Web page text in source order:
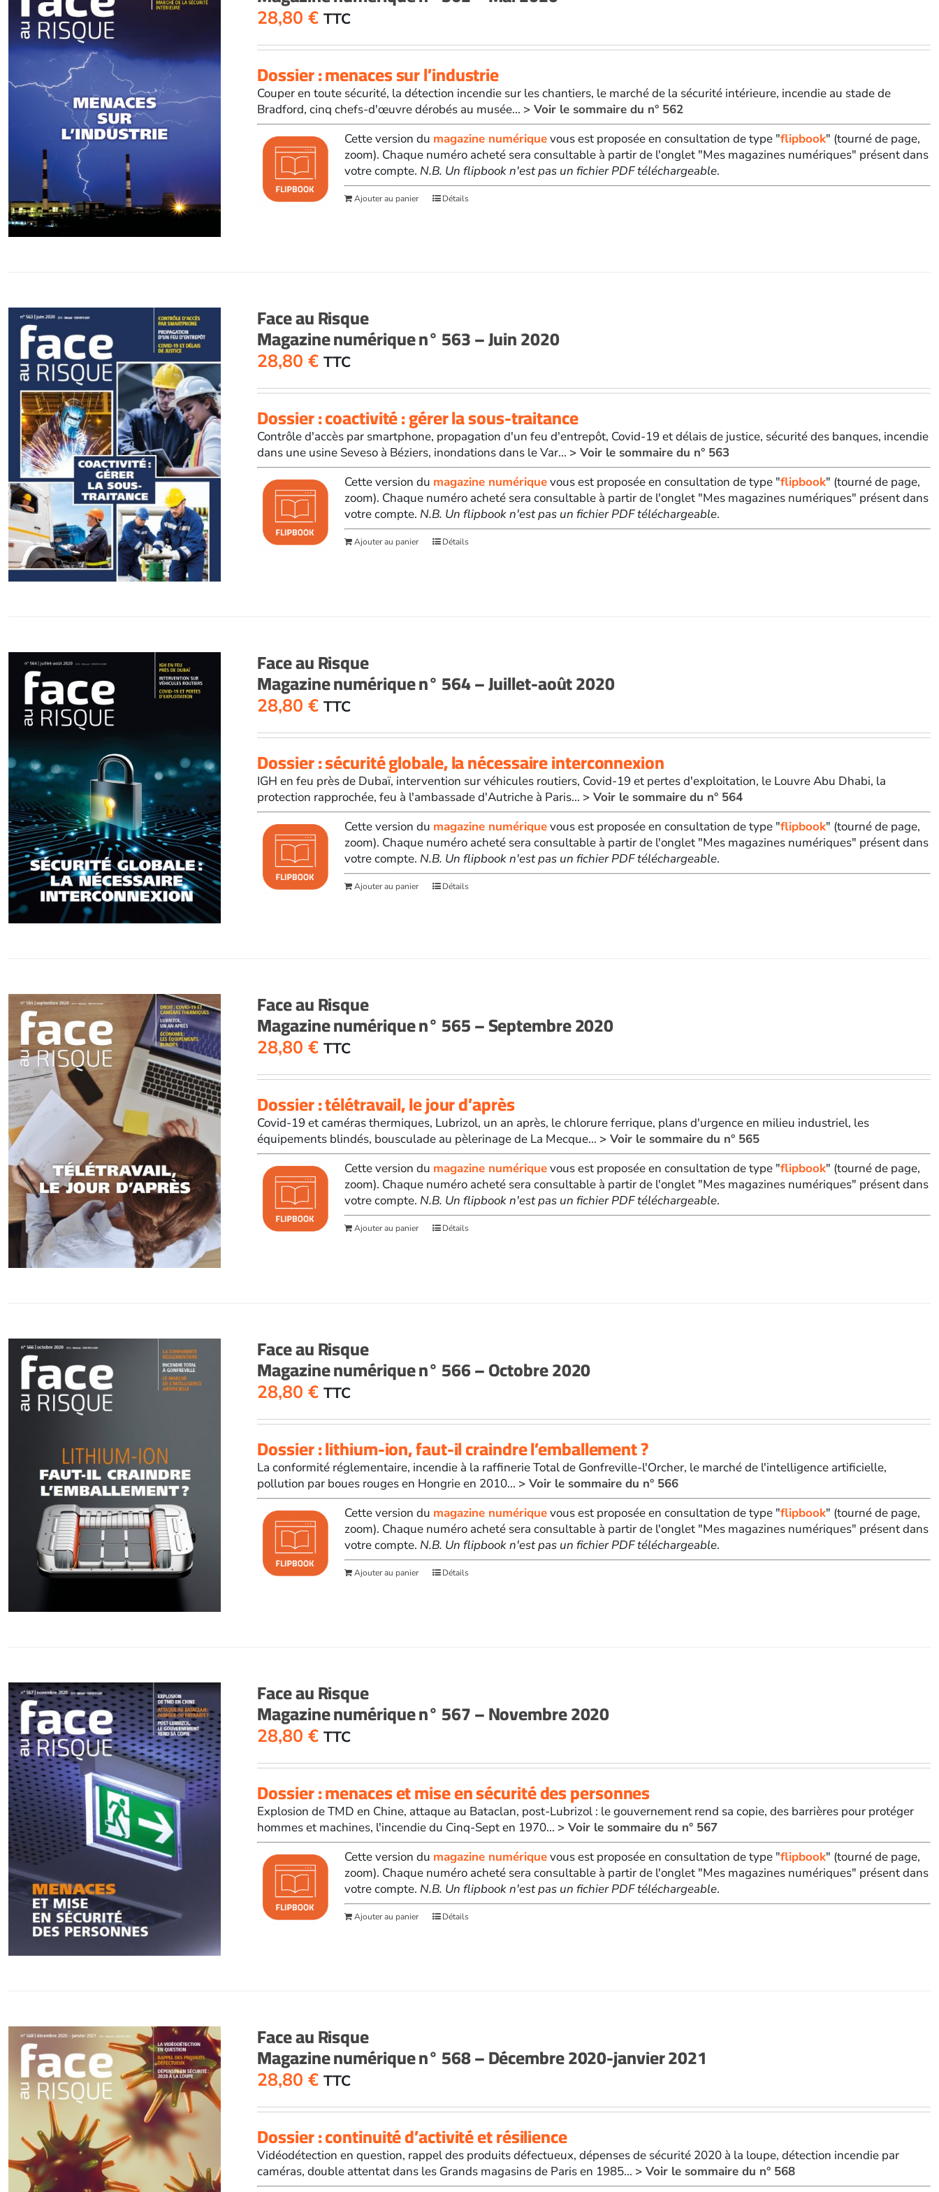
28,80€ TTC
Dossier : menaces sur l’industrie
Couper en toute sécurité, la détection incendie sur les chantiers, le marché de la sécurité intérieure, incendie au stade de
Bradford, cinq chefs-d'œuvre dérobés au musée... > Voir le sommaire du n° 562
Cette version du magazine numériquevous est proposée en consultation de type "flipbook" (tourné de page,
zoom). Chaque numéro acheté sera consultable à partir de l'onglet "Mes magazines numériques" présent dans
votre compte. N.B. Un flipbook n'est pas un fichier PDF téléchargeable.
Ajouter au panier Détails
Face au Risque
Magazine numérique n° 563 – Juin 2020
28,80€ TTC
Dossier : coactivité : gérer la sous-traitance
Contrôle d'accès par smartphone, propagation d'un feu d'entrepôt, Covid-19 et délais de justice, sécurité des banques, incendie
dans une usine Seveso à Béziers, inondations dans le Var... > Voir le sommaire du n° 563
Cette version du magazine numériquevous est proposée en consultation de type "flipbook" (tourné de page,
zoom). Chaque numéro acheté sera consultable à partir de l'onglet "Mes magazines numériques" présent dans
votre compte. N.B. Un flipbook n'est pas un fichier PDF téléchargeable.
Ajouter au panier Détails
Face au Risque
Magazine numérique n° 564 – Juillet-août 2020
28,80€ TTC
Dossier : sécurité globale, la nécessaire interconnexion
IGH en feu près de Dubaï, intervention sur véhicules routiers, Covid-19 et pertes d'exploitation, le Louvre Abu Dhabi, la
protection rapprochée, feu à l'ambassade d'Autriche à Paris... > Voir le sommaire du n° 564
Cette version du magazine numériquevous est proposée en consultation de type "flipbook" (tourné de page,
zoom). Chaque numéro acheté sera consultable à partir de l'onglet "Mes magazines numériques" présent dans
votre compte. N.B. Un flipbook n'est pas un fichier PDF téléchargeable.
Ajouter au panier Détails
Face au Risque
Magazine numérique n° 565 – Septembre 2020
28,80€ TTC
Dossier : télétravail, le jour d’après
Covid-19 et caméras thermiques, Lubrizol, un an après, le chlorure ferrique, plans d'urgence en milieu industriel, les
équipements blindés, bousculade au pèlerinage de La Mecque... > Voir le sommaire du n° 565
Cette version du magazine numériquevous est proposée en consultation de type "flipbook" (tourné de page,
zoom). Chaque numéro acheté sera consultable à partir de l'onglet "Mes magazines numériques" présent dans
votre compte. N.B. Un flipbook n'est pas un fichier PDF téléchargeable.
Ajouter au panier Détails
Face au Risque
Magazine numérique n° 566 – Octobre 2020
28,80€ TTC
Dossier : lithium-ion, faut-il craindre l’emballement ?
La conformité réglementaire, incendie à la raffinerie Total de Gonfreville-l'Orcher, le marché de l'intelligence artificielle,
pollution par boues rouges en Hongrie en 2010... > Voir le sommaire du n° 566
Cette version du magazine numériquevous est proposée en consultation de type "flipbook" (tourné de page,
zoom). Chaque numéro acheté sera consultable à partir de l'onglet "Mes magazines numériques" présent dans
votre compte. N.B. Un flipbook n'est pas un fichier PDF téléchargeable.
Ajouter au panier Détails
Face au Risque
Magazine numérique n° 567 – Novembre 2020
28,80€ TTC
Dossier : menaces et mise en sécurité des personnes
Explosion de TMD en Chine, attaque au Bataclan, post-Lubrizol : le gouvernement rend sa copie, des barrières pour protéger
hommes et machines, l'incendie du Cinq-Sept en 1970... > Voir le sommaire du n° 567
Cette version du magazine numériquevous est proposée en consultation de type "flipbook" (tourné de page,
zoom). Chaque numéro acheté sera consultable à partir de l'onglet "Mes magazines numériques" présent dans
votre compte. N.B. Un flipbook n'est pas un fichier PDF téléchargeable.
Ajouter au panier Détails
Face au Risque
Magazine numérique n° 568 – Décembre 2020-janvier 2021
28,80€ TTC
Dossier : continuité d’activité et résilience
Vidéodétection en question, rappel des produits défectueux, dépenses de sécurité 2020 à la loupe, détection incendie par
caméras, double attentat dans les Grands magasins de Paris en 1985... > Voir le sommaire du n° 568